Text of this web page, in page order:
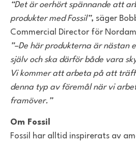
“Det är oerhört spännande att
produkter med Fossil”, säger
Commercial Director för
”–De här produkterna är nästan
själv och ska därför både vara
Vi kommer att arbeta på att
denna typ av föremål när vi
framöver.”
Om Fossil
Fossil har alltid inspirerats av